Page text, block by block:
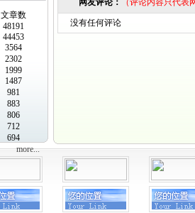
文章数
48191
44453
3564
2302
1999
1487
981
883
806
712
694
more...
网友评论： （评论内容只代
没有任何评论